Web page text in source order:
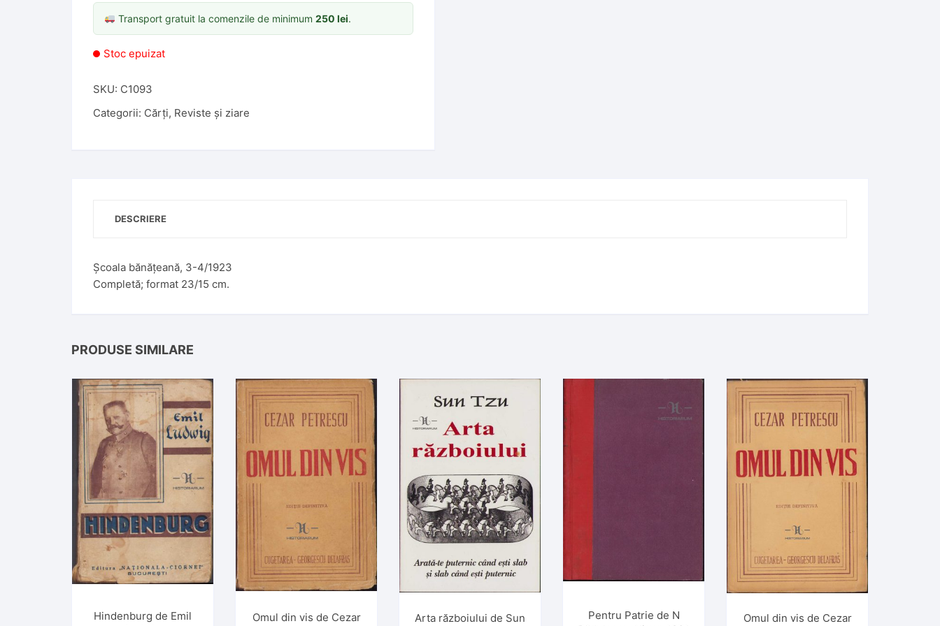
Transport gratuit la comenzile de minimum 250 lei.
Stoc epuizat
SKU: C1093
Categorii: Cărți, Reviste și ziare
DESCRIERE
Școala bănățeană, 3-4/1923
Completă; format 23/15 cm.
PRODUSE SIMILARE
Hindenburg de Emil
Omul din vis de Cezar
Arta războiului de Sun
Pentru Patrie de N
Omul din vis de Cezar